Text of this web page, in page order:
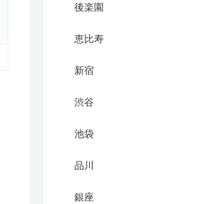
後楽園
恵比寿
新宿
渋谷
池袋
品川
銀座